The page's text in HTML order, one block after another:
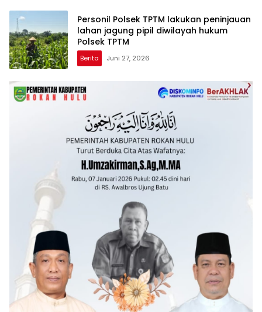
Personil Polsek TPTM lakukan peninjauan
lahan jagung pipil diwilayah hukum
Polsek TPTM
Berita Juni 27, 2026